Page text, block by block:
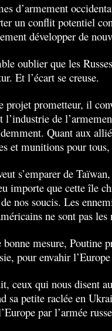
d’armement
un conflit potentiel
développer de
oublier que les
Et l’écart se creuse.
projet prometteur, il
l’industrie de
Quant aux
et munitions pour
s’emparer de
importe que cette île
nos soucis. Les
ne sont pas
mesure, Poutine
pour envahir
ceux qui nous disent
sa petite raclée en
par l’armée